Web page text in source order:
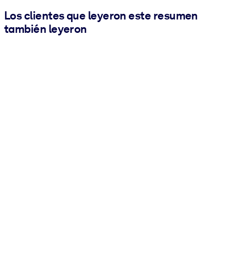
Los clientes que leyeron este resumen
también leyeron